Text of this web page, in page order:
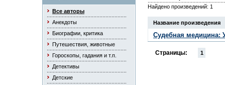
Все авторы
Анекдоты
Биографии, критика
Путешествия, животные
Гороскопы, гадания и т.п.
Детективы
Детские
Найдено произведений: 1
Название произведения
Судебная медицина:
Страницы: 1